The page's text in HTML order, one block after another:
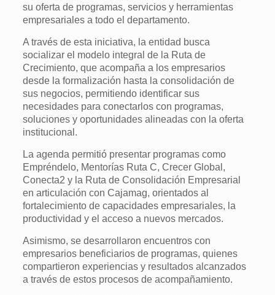
su oferta de programas, servicios y herramientas
empresariales a todo el departamento.
A través de esta iniciativa, la entidad busca
socializar el modelo integral de la Ruta de
Crecimiento, que acompaña a los empresarios
desde la formalización hasta la consolidación de
sus negocios, permitiendo identificar sus
necesidades para conectarlos con programas,
soluciones y oportunidades alineadas con la oferta
institucional.
La agenda permitió presentar programas como
Empréndelo, Mentorías Ruta C, Crecer Global,
Conecta2 y la Ruta de Consolidación Empresarial
en articulación con Cajamag, orientados al
fortalecimiento de capacidades empresariales, la
productividad y el acceso a nuevos mercados.
Asimismo, se desarrollaron encuentros con
empresarios beneficiarios de programas, quienes
compartieron experiencias y resultados alcanzados
a través de estos procesos de acompañamiento.